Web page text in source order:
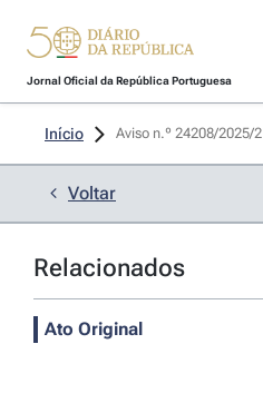
Jornal Oficial da República Portuguesa
Início Aviso n.º 24208/2025/2
Voltar
Relacionados
Ato Original